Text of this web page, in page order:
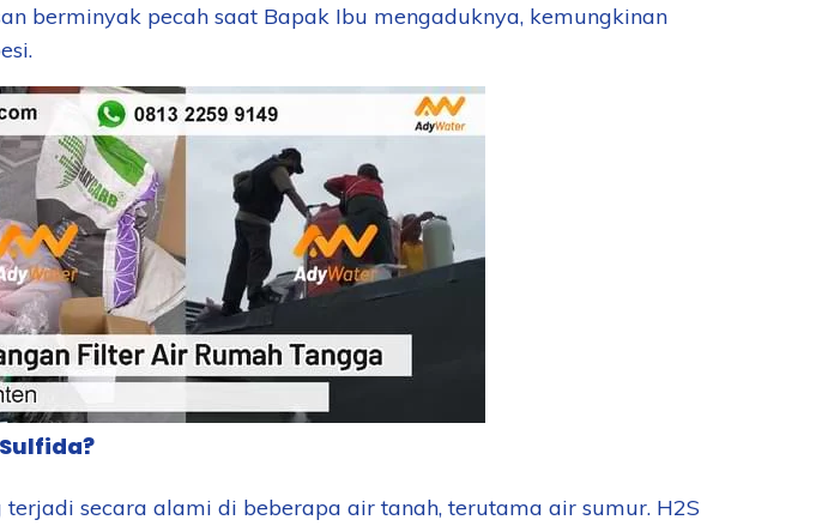
berminyak pecah saat Bapak Ibu mengaduknya, kemungkinan
secara alami di beberapa air tanah, terutama air sumur. H2S